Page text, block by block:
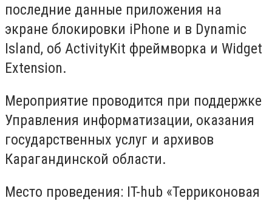
последние данные приложения на
экране блокировки iPhone и в Dynamic
Island, об ActivityKit фреймворка и Widget
Extension.
Мероприятие проводится при поддержке
Управления информатизации, оказания
государственных услуг и архивов
Карагандинской области.
Место проведения: IT-hub «Терриконовая